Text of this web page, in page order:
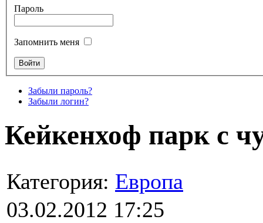
Пароль
Запомнить меня
Забыли пароль?
Забыли логин?
Кейкенхоф парк с
Категория: Европа
03.02.2012 17:25